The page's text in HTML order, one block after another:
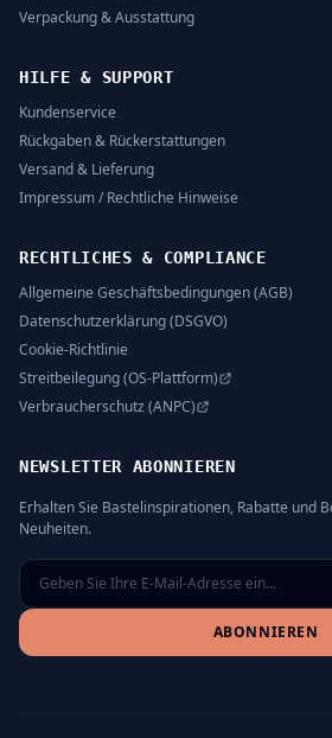
Verpackung & Ausstattung
HILFE & SUPPORT
Kundenservice
Rückgaben & Rückerstattungen
Versand & Lieferung
Impressum / Rechtliche Hinweise
RECHTLICHES & COMPLIANCE
Allgemeine Geschäftsbedingungen (AGB)
Datenschutzerklärung (DSGVO)
Cookie-Richtlinie
Streitbeilegung (OS-Plattform)
Verbraucherschutz (ANPC)
NEWSLETTER ABONNIEREN
Erhalten Sie Bastelinspirationen, Rabatte und
Neuheiten.
ABONNIEREN